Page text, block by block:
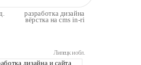
разработка дизайна
вёрстка на cms in-ri
Липецк и обл.